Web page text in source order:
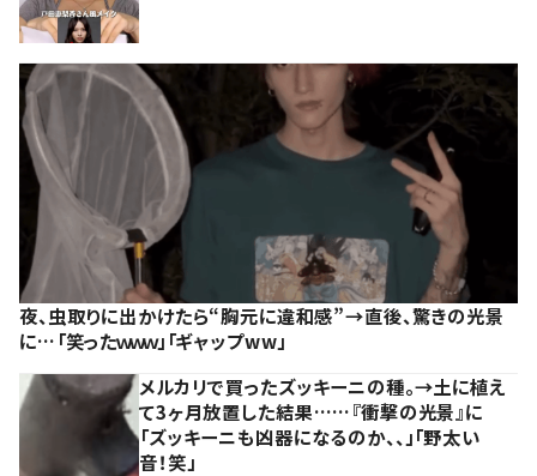
夜、虫取りに出かけたら“胸元に違和感”→直後、驚きの光景
に…「笑ったｗｗｗ」「ギャップww」
メルカリで買ったズッキーニの種。→土に植え
て3ヶ月放置した結果……『衝撃の光景』に
「ズッキーニも凶器になるのか、、」「野太い
音！笑」